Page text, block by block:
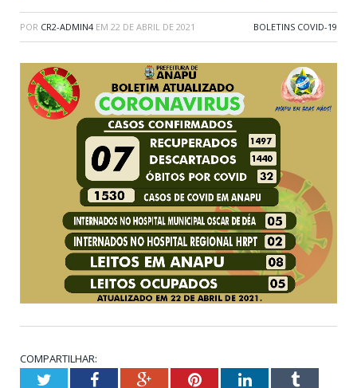
POR CR2-ADMIN4 EM 22 DE ABRIL DE 2021 BOLETINS COVID-19
COMPARTILHAR:
TwitterFacebookGoogle+PinterestLinkedInTumblr